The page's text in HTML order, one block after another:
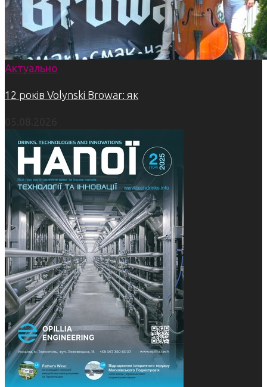
Актуально
12 років Volynski Browar: як